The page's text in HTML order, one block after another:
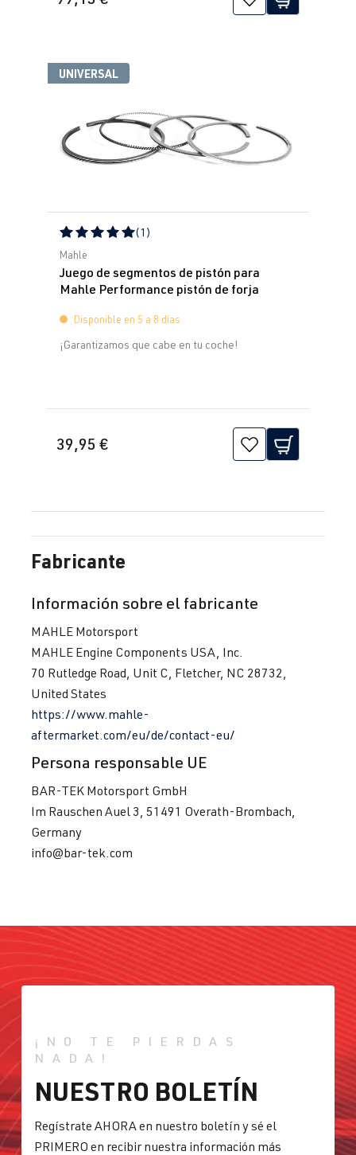
UNIVERSAL
Calificación promedio de 5 de 5 estrellas
(1)
Mahle
Juego de segmentos de pistón para
Mahle Performance pistón de forja
Disponible en 5 a 8 días
¡Garantizamos que cabe en tu coche!
39,95 €
Fabricante
Información sobre el fabricante
MAHLE Motorsport
MAHLE Engine Components USA, Inc.
70 Rutledge Road, Unit C, Fletcher, NC 28732,
United States
https://www.mahle-
aftermarket.com/eu/de/contact-eu/
Persona responsable UE
BAR-TEK Motorsport GmbH
Im Rauschen Auel 3, 51491 Overath-Brombach,
Germany
info@bar-tek.com
¡NO TE PIERDAS
NADA!
NUESTRO BOLETÍN
Regístrate AHORA en nuestro boletín y sé el
PRIMERO en recibir nuestra información más